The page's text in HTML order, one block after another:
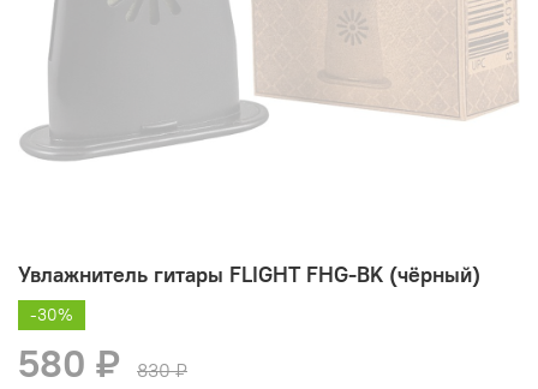
Увлажнитель гитары FLIGHT FHG-BK (чёрный)
-30%
580 ₽ 830 ₽